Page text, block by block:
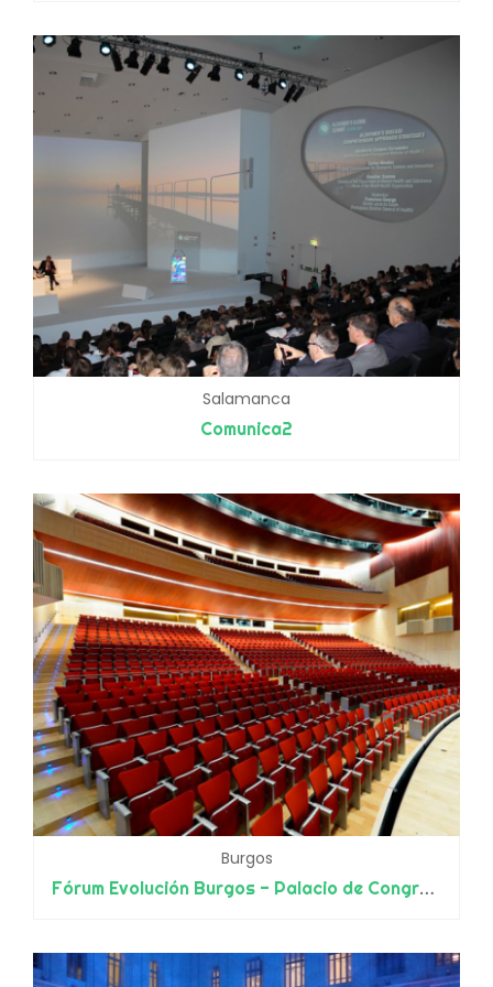
Salamanca
Comunica2
Burgos
Fórum Evolución Burgos - Palacio de Congresos